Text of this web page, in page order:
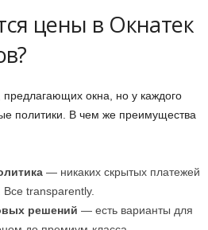
цены в Окнатек
окна, но у каждого
политики. В чем же преимущества
— никаких скрытых платежей
transparently.
решений — есть варианты для